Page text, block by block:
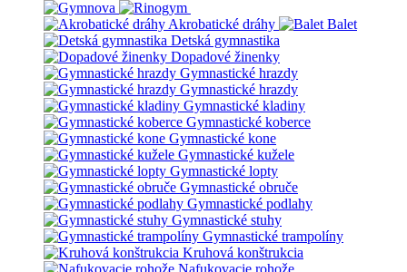
Akrobatické dráhy
Balet
Detská gymnastika
Dopadové žinenky
Gymnastické hrazdy
Gymnastické hrazdy
Gymnastické kladiny
Gymnastické koberce
Gymnastické kone
Gymnastické kužele
Gymnastické lopty
Gymnastické obruče
Gymnastické podlahy
Gymnastické stuhy
Gymnastické trampolíny
Kruhová konštrukcia
Nafukovacie rohože